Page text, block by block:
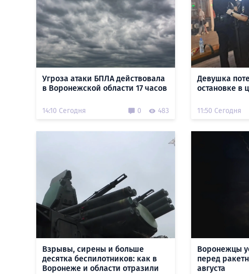
Угроза атаки БПЛА действовала
в Воронежской области 17 часов
14:10 Сегодня 0 483
Девушка
остановке в
11:50 Сегодня
Взрывы, сирены и больше
десятка беспилотников: как в
Воронеже и области отразили
Воронежцы
перед
августа